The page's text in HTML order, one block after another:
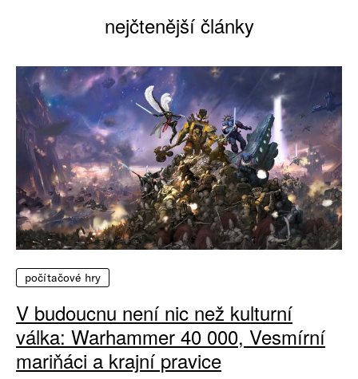
nejčtenější články
počítačové hry
V budoucnu není nic než kulturní
válka: Warhammer 40 000, Vesmírní
mariňáci a krajní pravice